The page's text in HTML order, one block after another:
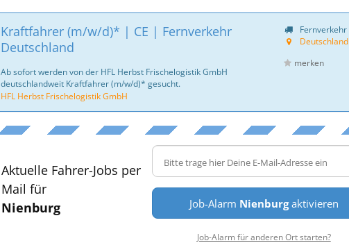
Kraftfahrer (m/w/d)* | CE | Fernverkehr
Deutschland
Ab sofort werden von der HFL Herbst Frischelogistik GmbH
deutschlandweit Kraftfahrer (m/w/d)* gesucht.
HFL Herbst Frischelogistik GmbH
Fernverkehr
Deutschland
merken
Aktuelle Fahrer-Jobs per
Mail für
Nienburg
Job-Alarm Nienburgaktivieren
Job-Alarm für anderen Ort starten?